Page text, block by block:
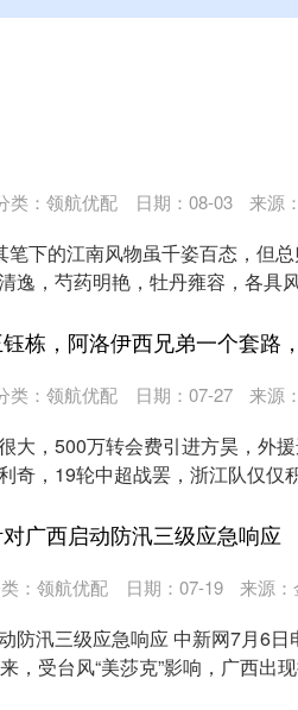
日期：08-03 来源
类： 领航优配
笔下的江南风物虽千姿百态，但
逸，芍药明艳，牡丹雍容，各具
日期：07-27 来源
类： 领航优配
大，500万转会费引进方昊，外
奇，19轮中超战罢，浙江队仅仅
广西启动防汛三级应急响应
日期：07-19 来源：
： 领航优配
防汛三级应急响应 中新网7月6
，受台风“美莎克”影响，广西出